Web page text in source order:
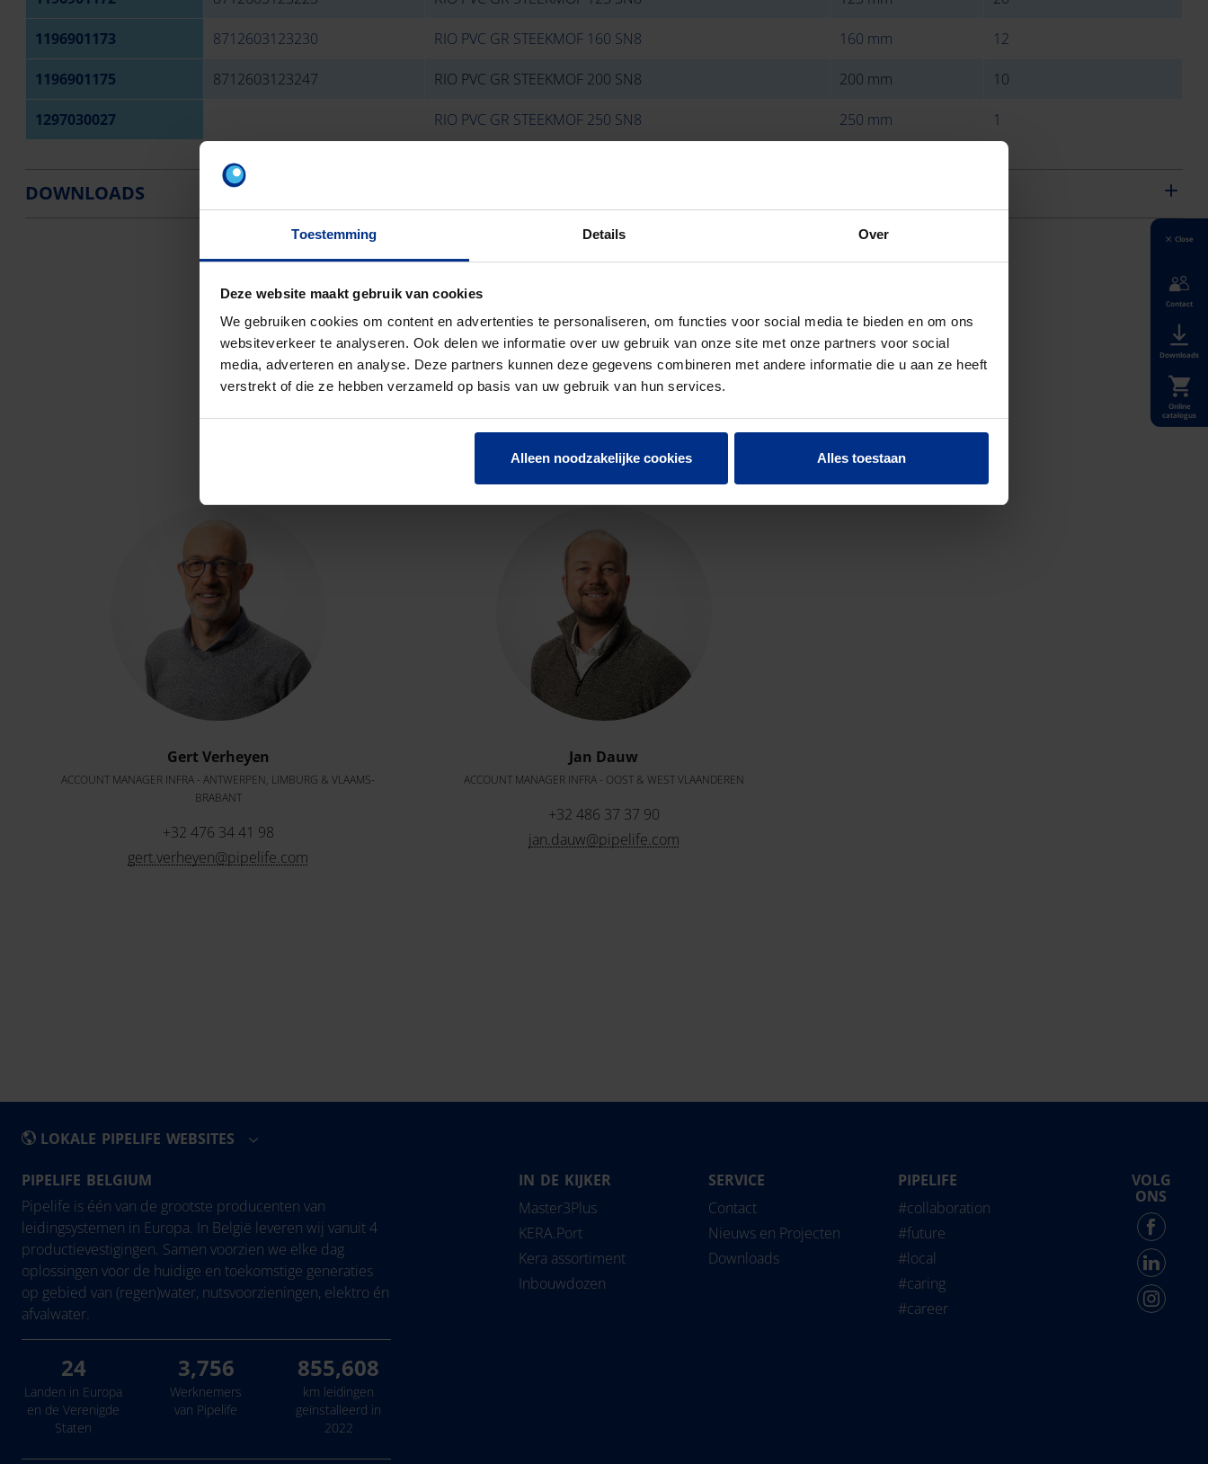
Toestemming Details Over
Deze website maakt gebruik van cookies
We gebruiken cookies om content en advertenties te personaliseren, om functies voor social media te bieden en om ons
websiteverkeer te analyseren. Ook delen we informatie over uw gebruik van onze site met onze partners voor social
media, adverteren en analyse. Deze partners kunnen deze gegevens combineren met andere informatie die u aan ze heeft
verstrekt of die ze hebben verzameld op basis van uw gebruik van hun services.
Alleen noodzakelijke cookies Alles toestaan
1196901173 8712603123230 RIO PVC GR STEEKMOF 160 SN8 160 mm 12
1196901175 8712603123247 RIO PVC GR STEEKMOF 200 SN8 200 mm 10
1297030027 RIO PVC GR STEEKMOF 250 SN8 250 mm 1
DOWNLOADS
CONTACTEER ONS
Neem contact op met onze experts voor meer informatie.
Gert Verheyen
ACCOUNT MANAGER INFRA - ANTWERPEN, LIMBURG & VLAAMS-
BRABANT
+32 476 34 41 98
gert.verheyen@pipelife.com
Jan Dauw
ACCOUNT MANAGER INFRA - OOST & WEST VLAANDEREN
+32 486 37 37 90
jan.dauw@pipelife.com
Close
Contact
Downloads
Online
catalogus
LOKALE PIPELIFE WEBSITES
België - Nederlands
Belgique - Français
Bosna i Hercegovina
България
Česká Republika
Danmark
Deutschland
Hrvatska
Ireland
Latvija
Srbija
Suomi
SoluForce - English
PIPELIFE BELGIUM
Pipelife is één van de grootste producenten van
leidingsystemen in Europa. In België leveren wij vanuit 4
productievestigingen. Samen voorzien we elke dag
oplossingen voor de huidige en toekomstige generaties
op gebied van (regen)water, nutsvoorzieningen, elektro én
afvalwater.
24
Landen in Europa
en de Verenigde
Staten
3,756
Werknemers
van Pipelife
855,608
km leidingen
geïnstalleerd in
2022
IN DE KIJKER
Master3Plus
KERA.Port
Kera assortiment
Inbouwdozen
SERVICE
Contact
Nieuws en Projecten
Downloads
PIPELIFE
#collaboration
#future
#local
#caring
#career
VOLG
ONS